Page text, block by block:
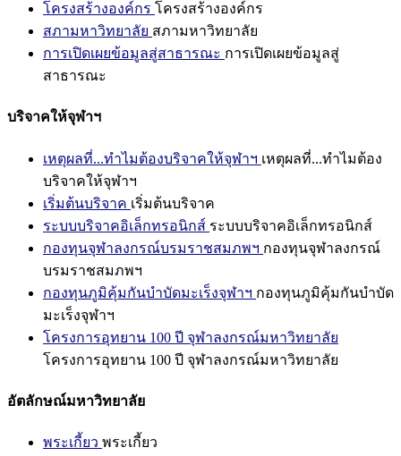
โครงสร้างองค์กร โครงสร้างองค์กร
สภามหาวิทยาลัย สภามหาวิทยาลัย
การเปิดเผยข้อมูลสู่สาธารณะ การเปิดเผยข้อมูลสู่
สาธารณะ
บริจาคให้จุฬาฯ
เหตุผลที่...ทำไมต้องบริจาคให้จุฬาฯ เหตุผลที่...ทำไมต้อง
บริจาคให้จุฬาฯ
เริ่มต้นบริจาค เริ่มต้นบริจาค
ระบบบริจาคอิเล็กทรอนิกส์ ระบบบริจาคอิเล็กทรอนิกส์
กองทุนจุฬาลงกรณ์บรมราชสมภพฯ กองทุนจุฬาลงกรณ์
บรมราชสมภพฯ
กองทุนภูมิคุ้มกันบำบัดมะเร็งจุฬาฯ กองทุนภูมิคุ้มกันบำบัด
มะเร็งจุฬาฯ
โครงการอุทยาน 100 ปี จุฬาลงกรณ์มหาวิทยาลัย
โครงการอุทยาน 100 ปี จุฬาลงกรณ์มหาวิทยาลัย
อัตลักษณ์มหาวิทยาลัย
พระเกี้ยว พระเกี้ยว